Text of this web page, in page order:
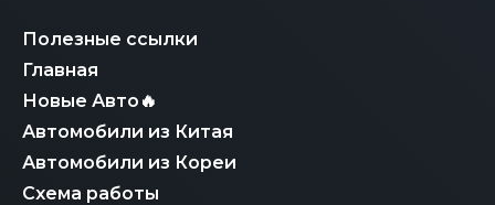
Полезные ссылки
Главная
Новые Авто🔥
Автомобили из Китая
Автомобили из Кореи
Схема работы